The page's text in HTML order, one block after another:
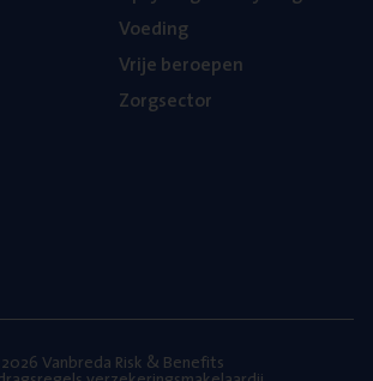
Voe­ding
Vrije beroe­pen
Zorg­sec­tor
Vanbreda Risk & Benefits